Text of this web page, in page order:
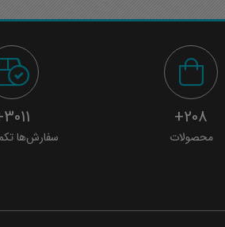
208+
محصولات
3011+
سفارش‌ها